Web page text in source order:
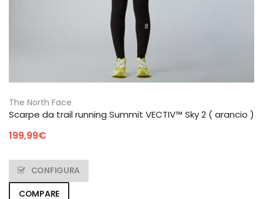
The North Face
Scarpe da trail running Summit VECTIV™ Sky 2 ( arancio )
199,99€
CONFIGURA
COMPARE